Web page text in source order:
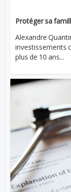
Protéger sa
Alexandre
investissements
plus de 10 ans...